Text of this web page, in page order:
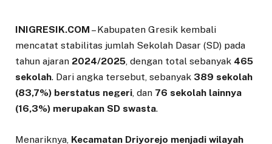
INIGRESIK.COM – Kabupaten Gresik kembali
mencatat stabilitas jumlah Sekolah Dasar (SD) pada
tahun ajaran 2024/2025, dengan total sebanyak 465
sekolah. Dari angka tersebut, sebanyak 389 sekolah
(83,7%) berstatus negeri, dan 76 sekolah lainnya
(16,3%) merupakan SD swasta.
Menariknya, Kecamatan Driyorejo menjadi wilayah